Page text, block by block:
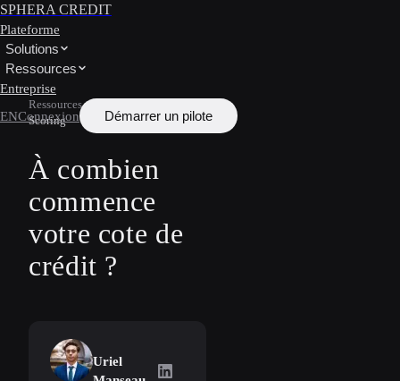
SPHERA CREDIT
Plateforme
Solutions
Ressources
Entreprise
ENConnexion Démarrer un pilote
Ressources /
Scoring
À combien
commence
votre cote de
crédit ?
Uriel